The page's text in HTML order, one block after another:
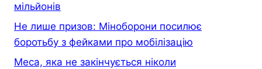
мільйонів
Не лише призов: Міноборони посилює
боротьбу з фейками про мобілізацію
Меса, яка не закінчується ніколи